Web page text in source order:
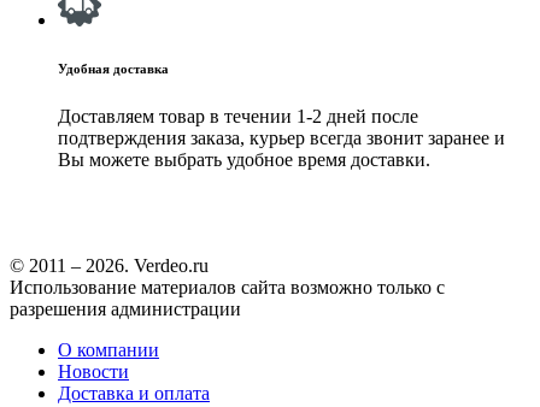
Удобная доставка
Доставляем товар в течении 1-2 дней после
подтверждения заказа, курьер всегда звонит заранее и
Вы можете выбрать удобное время доставки.
© 2011 – 2026. Verdeo.ru
Использование материалов сайта возможно только с
разрешения администрации
О компании
Новости
Доставка и оплата